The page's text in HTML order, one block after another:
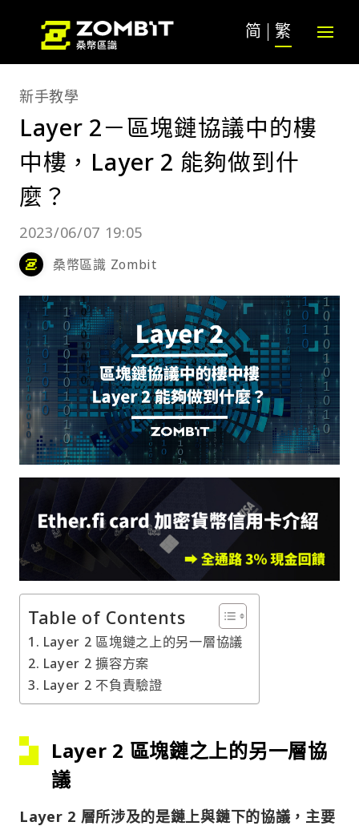
简 繁
新手教學
Layer 2－區塊鏈協議中的樓
中樓，Layer 2 能夠做到什
麼？
2023/06/07 19:05
桑幣區識 Zombit
Table of Contents
Layer 2 區塊鏈之上的另一層協議
Layer 2 擴容方案
Layer 2 不負責驗證
Layer 2 區塊鏈之上的另一層協
議
Layer 2 層所涉及的是鏈上與鏈下的協議，主要